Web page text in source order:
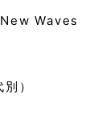
Waves
）